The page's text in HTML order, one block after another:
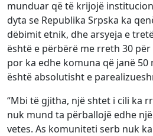
munduar që të krijojë
dyta se Republika Srpska ka
dëbimit etnik, dhe arsyeja e
është e përbërë me rreth 30
por ka edhe komuna që janë 50
është absolutisht e
“Mbi të gjitha, një shtet i cili ka
nuk mund ta përballojë edhe
vetes. As komuniteti serb nuk